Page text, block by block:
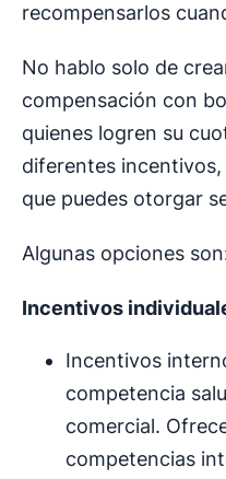
recompensarlos
No hablo solo de
compensación con
quienes logren su
diferentes
que puedes otorgar
Algunas opciones
Incentivos
Incentivos
competencia
comercial.
competencias